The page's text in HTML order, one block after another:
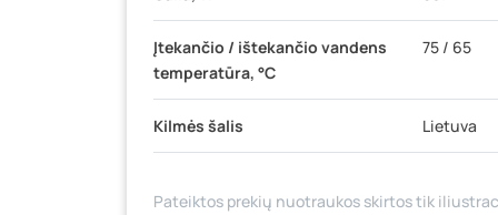
Įtekančio / ištekančio vandens
temperatūra, °C
75 / 65
Kilmės šalis Lietuva
Pateiktos prekių nuotraukos skirtos tik